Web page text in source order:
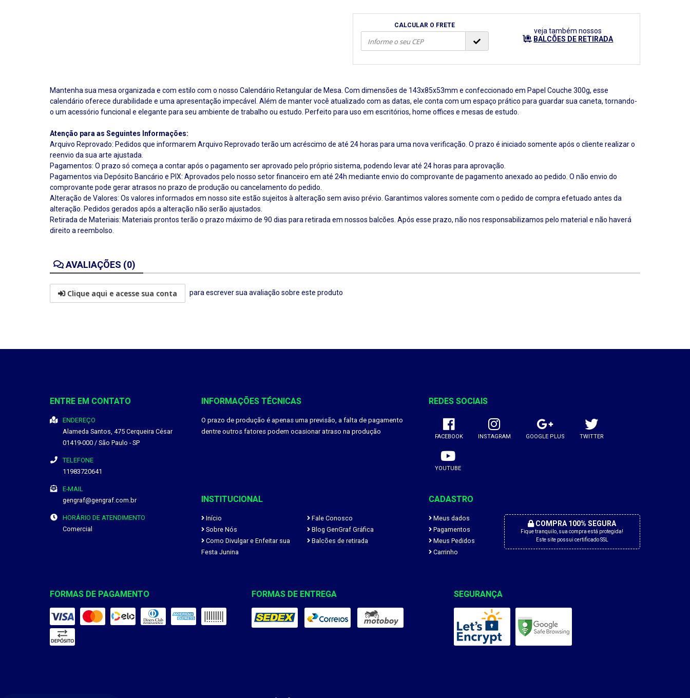
CALCULAR O FRETE
veja também nossos
BALCÕES DE RETIRADA
Mantenha sua mesa organizada e com estilo com o nosso Calendário Retangular de Mesa. Com dimensões de 143x85x53mm e confeccionado em Papel Couche 300g, esse
calendário oferece durabilidade e uma apresentação impecável. Além de manter você atualizado com as datas, ele conta com um espaço prático para guardar sua caneta, tornando-
o um acessório funcional e elegante para seu ambiente de trabalho ou estudo. Perfeito para uso em escritórios, home offices e mesas de estudo.
Atenção para as Seguintes Informações:
Arquivo Reprovado: Pedidos que informarem Arquivo Reprovado terão um acréscimo de até 24 horas para uma nova verificação. O prazo é iniciado somente após o cliente realizar o
reenvio da sua arte ajustada.
Pagamentos: O prazo só começa a contar após o pagamento ser aprovado pelo próprio sistema, podendo levar até 24 horas para aprovação.
Pagamentos via Depósito Bancário e PIX: Aprovados pelo nosso setor financeiro em até 24h mediante envio do comprovante de pagamento anexado ao pedido. O não envio do
comprovante pode gerar atrasos no prazo de produção ou cancelamento do pedido.
Alteração de Valores: Os valores informados em nosso site estão sujeitos à alteração sem aviso prévio. Garantimos valores somente com o pedido de compra efetuado antes da
alteração. Pedidos gerados após a alteração não serão ajustados.
Retirada de Materiais: Materiais prontos terão o prazo máximo de 90 dias para retirada em nossos balcões. Após esse prazo, não nos responsabilizamos pelo material e não haverá
direito a reembolso.
AVALIAÇÕES (0)
Clique aqui e acesse sua conta para escrever sua avaliação sobre este produto
ENTRE EM CONTATO
ENDEREÇO
Alameda Santos, 475 Cerqueira César
01419-000 / São Paulo - SP
TELEFONE
11983720641
E-MAIL
gengraf@gengraf.com.br
HORÁRIO DE ATENDIMENTO
Comercial
INFORMAÇÕES TÉCNICAS
O prazo de produção é apenas uma previsão, a falta de pagamento
dentre outros fatores podem ocasionar atraso na produção
REDES SOCIAIS
FACEBOOK INSTAGRAM GOOGLE PLUS TWITTER
YOUTUBE
INSTITUCIONAL
Início
Fale Conosco
Sobre Nós
Blog GenGraf Gráfica
Como Divulgar e Enfeitar sua
Festa Junina
Balcões de retirada
CADASTRO
Meus dados
Pagamentos
Meus Pedidos
Carrinho
COMPRA 100% SEGURA
Fique tranquilo, sua compra está protegida!
Este site possui certificado SSL
FORMAS DE PAGAMENTO FORMAS DE ENTREGA SEGURANÇA